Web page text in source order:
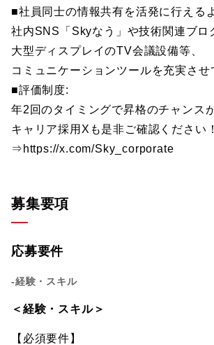
■社員同士の情報共有を活発に行える
社内SNS「Skyなう」や技術関連ブロ
大型ディスプレイのTV会議設備等、
コミュニケーションツールを充実させ
■評価制度:
年2回のタイミングで昇格のチャンス
キャリア採用Xも是非ご確認ください！
⇒https://x.com/Sky_corporate
募集要項
応募要件
-経験・スキル
＜経験・スキル＞
【必須要件】